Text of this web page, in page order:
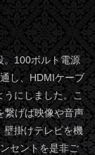
。100ボルト電源
し、HDMIケーブ
うにしました。こ
繋げば映像や音声
壁掛けテレビを機
セントを是非ご